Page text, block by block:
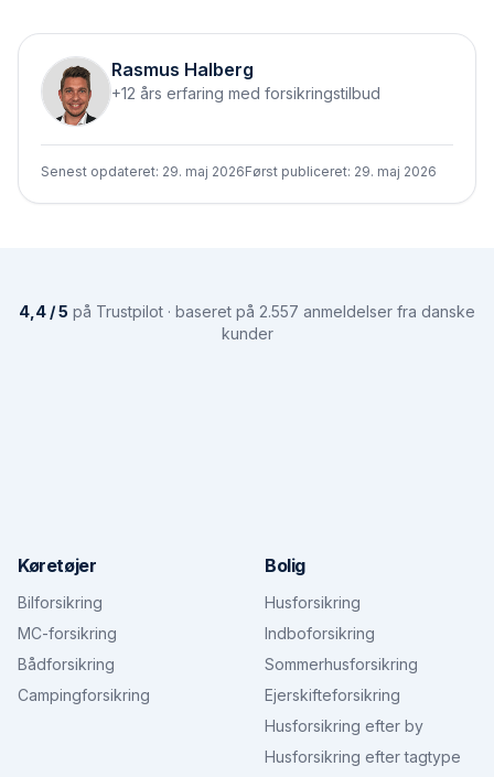
Rasmus Halberg
+12 års erfaring med forsikringstilbud
Senest opdateret: 29. maj 2026Først publiceret: 29. maj 2026
4,4 / 5 på Trustpilot · baseret på 2.557 anmeldelser fra danske
kunder
Køretøjer
Bilforsikring
MC-forsikring
Bådforsikring
Campingforsikring
Bolig
Husforsikring
Indboforsikring
Sommerhusforsikring
Ejerskifteforsikring
Husforsikring efter by
Husforsikring efter tagtype